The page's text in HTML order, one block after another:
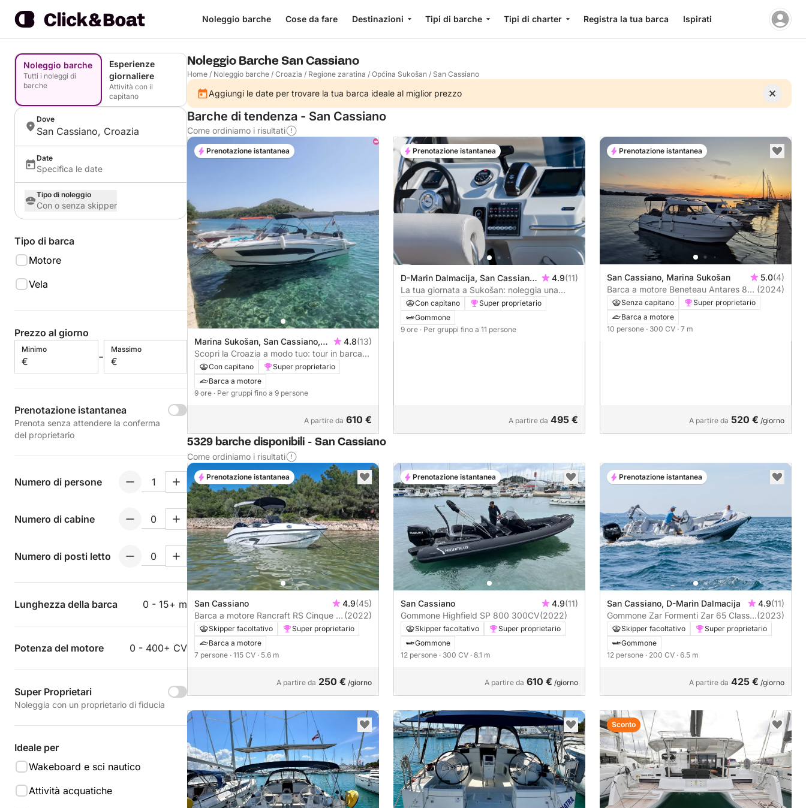
Noleggio barche Cose da fare Destinazioni Tipi di barche Tipi di charter Registra la tua barca Ispirati
Noleggio barche
Tutti i noleggi di
barche
Esperienze
giornaliere
Attività con il
capitano
Dove
San Cassiano, Croazia
Date
Specifica le date
Tipo di noleggio
Con o senza skipper
Tipo di barca
Motore
Vela
Prezzo al giorno
Minimo
€ -
Massimo
€
Prenotazione istantanea
Prenota senza attendere la conferma
del proprietario
Numero di persone
Numero di cabine
Numero di posti letto
Lunghezza della barca 0 - 15+ m
Potenza del motore 0 - 400+ CV
Super Proprietari
Noleggia con un proprietario di fiducia
Ideale per
Wakeboard e sci nautico
Attività acquatiche
Noleggio Barche San Cassiano
Home / Noleggio barche / Croazia / Regione zaratina / Općina Sukošan / San Cassiano
Aggiungi le date per trovare la tua barca ideale al miglior prezzo
Barche di tendenza - San Cassiano
Come ordiniamo i risultati
Marina Sukošan, San Cassiano,
Croazia
4.8(13)
Scopri la Croazia a modo tuo: tour in barca
flessibile di un'intera giornata.
Con capitano
Super proprietario
Barca a motore
9 ore · Per gruppi fino a 9 persone
A partire da 610 €
Prenotazione istantanea
D-Marin Dalmacija, San Cassiano,
Croazia
4.9(11)
La tua giornata a Sukošan: noleggia una
barca a motore per una giornata intera alla
scoperta dell'isola.
Con capitano
Super proprietario
Gommone
9 ore · Per gruppi fino a 11 persone
A partire da 495 €
Prenotazione istantanea
San Cassiano, Marina Sukošan 5.0(4)
Barca a motore Beneteau Antares 8
300CV
(2024)
Senza capitano
Super proprietario
Barca a motore
10 persone · 300 CV · 7 m
A partire da 520 € /giorno
Prenotazione istantanea
5329 barche disponibili - San Cassiano
Come ordiniamo i risultati
San Cassiano 4.9(45)
Barca a motore Rancraft RS Cinque .5
115CV
(2022)
Skipper facoltativo
Super proprietario
Barca a motore
7 persone · 115 CV · 5.6 m
A partire da 250 € /giorno
Prenotazione istantanea
San Cassiano 4.9(11)
Gommone Highfield SP 800 300CV(2022)
Skipper facoltativo
Super proprietario
Gommone
12 persone · 300 CV · 8.1 m
A partire da 610 € /giorno
Prenotazione istantanea
San Cassiano, D-Marin Dalmacija 4.9(11)
Gommone Zar Formenti Zar 65 Classic
Luxury XL 200CV
(2023)
Skipper facoltativo
Super proprietario
Gommone
12 persone · 200 CV · 6.5 m
A partire da 425 € /giorno
Prenotazione istantanea
Sconto